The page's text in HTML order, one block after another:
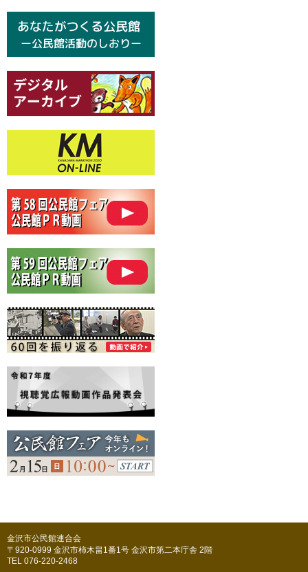
金沢市公民館連合会
〒920-0999 金沢市柿木畠1番1号 金沢市第二本庁舎 2階
TEL 076-220-2468